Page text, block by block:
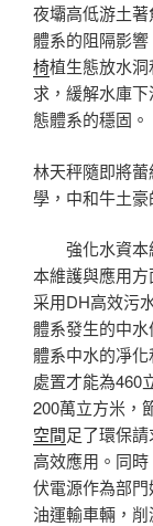
夜壩高低游土
體系的阻隔影
椅植生態放水
求，緩解水庫
態體系的穩固。
林天秤隨即將
學，中和牛土豪
強化水資
本維護與應用
采用DH高效污
體系發生的中
體系中水的凈化
處置才能為460
200萬立方米，
空間足了環保
高效應用。同
伏電源作為部
油運輸車輛，